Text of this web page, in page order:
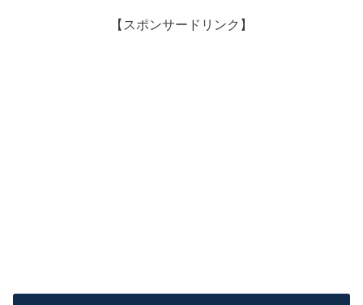
【スポンサードリンク】